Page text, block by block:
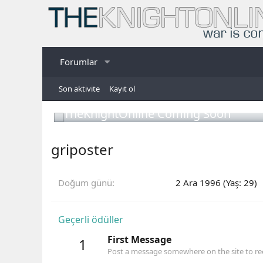
Forumlar
Son aktivite Kayıt ol
TheKnightOnline Coming Soon
griposter
Doğum günü 2 Ara 1996 (Yaş: 29)
Geçerli ödüller
1 First Message
Post a message somewhere on the site to